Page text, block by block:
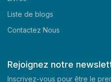
Liste de blogs
Contactez Nous
Rejoignez notre
Inscrivez-vous pour être le